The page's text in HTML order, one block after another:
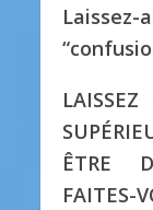
Laissez-
LAISSEZ
ÊTRE
FAITES-